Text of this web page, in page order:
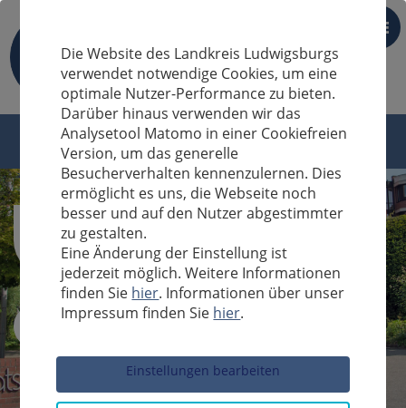
DE
Sucheingabe
Die Website des Landkreis Ludwigsburgs
verwendet notwendige Cookies, um eine
optimale Nutzer-Performance zu bieten.
Darüber hinaus verwenden wir das
Analysetool Matomo in einer Cookiefreien
Version, um das generelle
Besucherverhalten kennenzulernen. Dies
ermöglicht es uns, die Webseite noch
besser und auf den Nutzer abgestimmter
zu gestalten.
Eine Änderung der Einstellung ist
jederzeit möglich. Weitere Informationen
finden Sie hier. Informationen über unser
Impressum finden Sie hier.
Einstellungen bearbeiten